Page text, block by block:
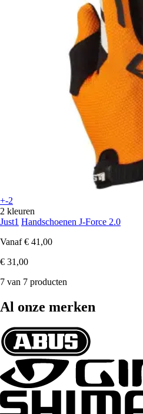
+-2
2 kleuren
Just1 Handschoenen J-Force 2.0
Vanaf € 41,00
€ 31,00
7 van 7 producten
Al onze merken